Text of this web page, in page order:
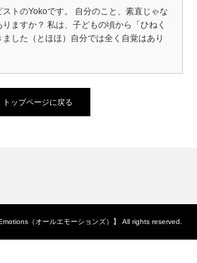
ストのYokoです。 自分のこと、素直じゃな
ますか？ 私は、子どもの頃から「ひねく
した（とほほ）自分では全く自覚はあり
トップページに戻る
（オールエモーションズ）】 All rights reserved.